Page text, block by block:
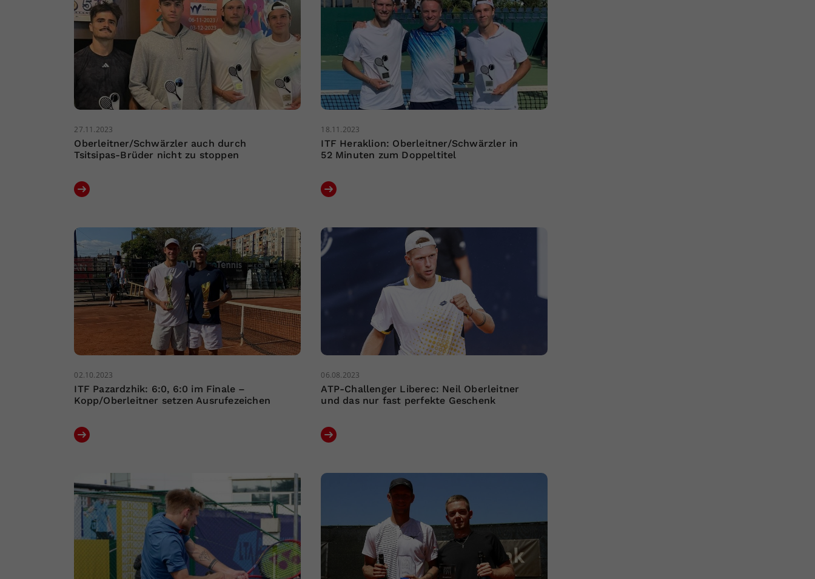
27.11.2023
Oberleitner/Schwärzler auch durch
Tsitsipas-Brüder nicht zu stoppen
18.11.2023
ITF Heraklion: Oberleitner/Schwärzler in
52 Minuten zum Doppeltitel
02.10.2023
ITF Pazardzhik: 6:0, 6:0 im Finale –
Kopp/Oberleitner setzen Ausrufezeichen
06.08.2023
ATP-Challenger Liberec: Neil Oberleitner
und das nur fast perfekte Geschenk